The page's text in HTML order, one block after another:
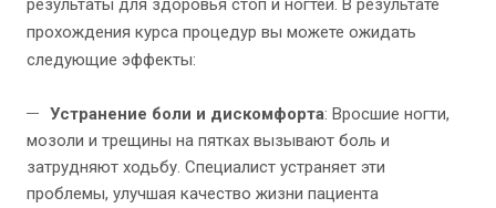
результаты для здоровья стоп и ногтей. В результате
прохождения курса процедур вы можете ожидать
следующие эффекты:
Устранение боли и дискомфорта: Вросшие ногти,
мозоли и трещины на пятках вызывают боль и
затрудняют ходьбу. Специалист устраняет эти
проблемы, улучшая качество жизни пациента